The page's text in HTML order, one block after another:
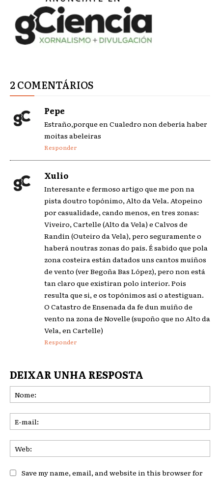
2 COMENTÁRIOS
Pepe
Estraño,porque en Cualedro non debería haber
moitas abeleiras
Responder
Xulio
Interesante e fermoso artigo que me pon na
pista doutro topónimo, Alto da Vela. Atopeino
por casualidade, cando menos, en tres zonas:
Viveiro, Cartelle (Alto da Vela) e Calvos de
Randín (Outeiro da Vela), pero seguramente o
haberá noutras zonas do país. É sabido que pola
zona costeira están datados uns cantos muíños
de vento (ver Begoña Bas López), pero non está
tan claro que existiran polo interior. Pois
resulta que si, e os topónimos así o atestiguan.
O Catastro de Ensenada da fe dun muíño de
vento na zona de Novelle (supoño que no Alto da
Vela, en Cartelle)
Responder
DEIXAR UNHA RESPOSTA
Save my name, email, and website in this browser for